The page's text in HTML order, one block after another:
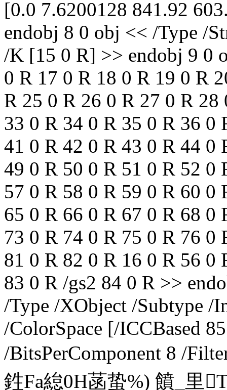
[0.0 7.6200128 841.92
endobj 8 0 obj << /Type /
/K [15 0 R] >> endobj 9 0
0 R 17 0 R 18 0 R 19 0 R
R 25 0 R 26 0 R 27 0 R
33 0 R 34 0 R 35 0 R 36 0
41 0 R 42 0 R 43 0 R 44 0
49 0 R 50 0 R 51 0 R 52 0
57 0 R 58 0 R 59 0 R 60 0
65 0 R 66 0 R 67 0 R 68 0
73 0 R 74 0 R 75 0 R 76 0
81 0 R 82 0 R 16 0 R 56
83 0 R /gs2 84 0 R >>
/Type /XObject /Subtype /
/ColorSpace [/ICCBased
/BitsPerComponent 8 /
鉎Fa緿0H菡蛰%) 饙_